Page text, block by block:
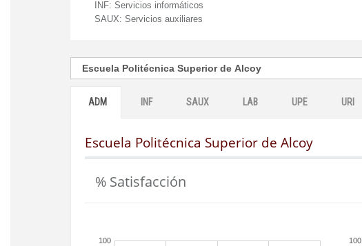
INF: Servicios informáticos
SAUX: Servicios auxiliares
ADM INF SAUX LAB UPE URI
Escuela Politécnica Superior de Alcoy
% Satisfacción
100 100